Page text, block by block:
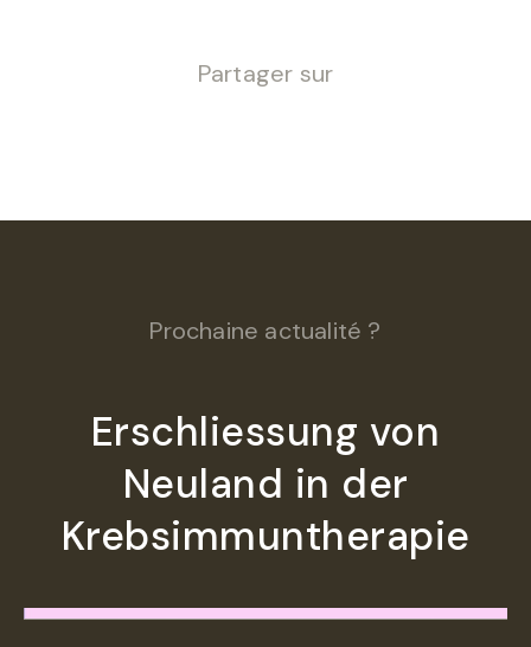
Partager sur
Prochaine actualité ?
Erschliessung von
Neuland in der
Krebsimmuntherapie